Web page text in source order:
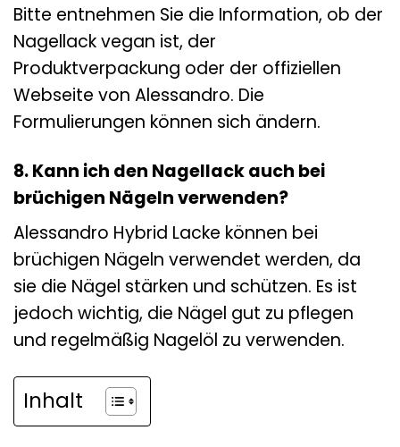
Bitte entnehmen Sie die Information, ob der
Nagellack vegan ist, der
Produktverpackung oder der offiziellen
Webseite von Alessandro. Die
Formulierungen können sich ändern.
8. Kann ich den Nagellack auch bei
brüchigen Nägeln verwenden?
Alessandro Hybrid Lacke können bei
brüchigen Nägeln verwendet werden, da
sie die Nägel stärken und schützen. Es ist
jedoch wichtig, die Nägel gut zu pflegen
und regelmäßig Nagelöl zu verwenden.
Inhalt